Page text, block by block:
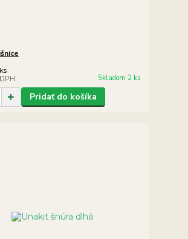
Skladom 2 ks
Pridať do košíka